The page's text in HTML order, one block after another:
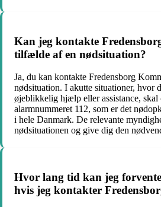
Kan jeg kontakte
tilfælde af en nødsituation?
Ja, du kan kontakte Fredensborg
nødsituation. I akutte situationer, hvor
øjeblikkelig hjælp eller assistance,
alarmnummeret 112, som er det
i hele Danmark. De relevante
nødsituationen og give dig den
Hvor lang tid kan jeg
hvis jeg kontakter